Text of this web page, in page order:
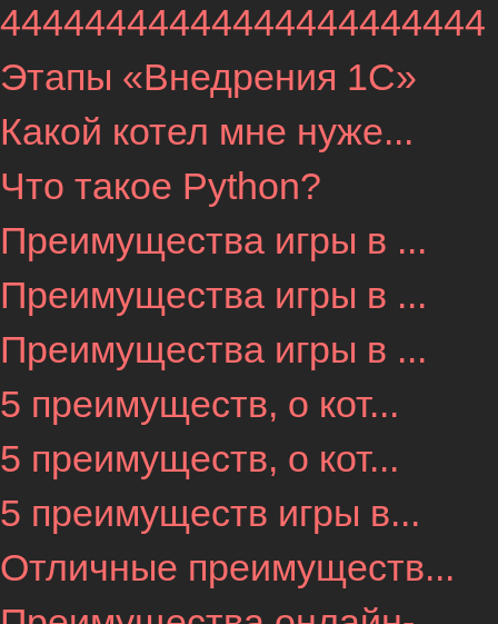
44444444444444444444444
Этапы «Внедрения 1С»
Какой котел мне нуже...
Что такое Python?
Преимущества игры в ...
Преимущества игры в ...
Преимущества игры в ...
5 преимуществ, о кот...
5 преимуществ, о кот...
5 преимуществ игры в...
Отличные преимуществ...